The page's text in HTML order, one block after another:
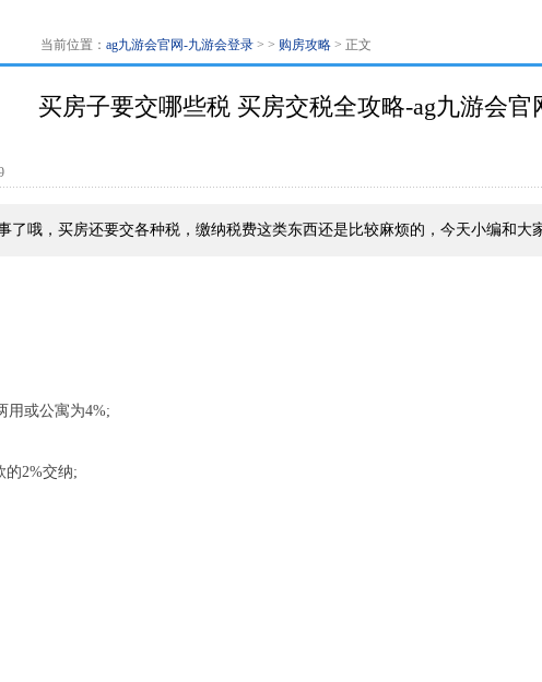
当前位置： ag九游会官网-九游会登录 > > 购房攻略 > 正文
买房子要交哪些税 买房交税全攻略-ag九游会官
了哦，买房还要交各种税，缴纳税费这类东西还是比较麻烦的，今天小编和大
用或公寓为4%;
的2%交纳;